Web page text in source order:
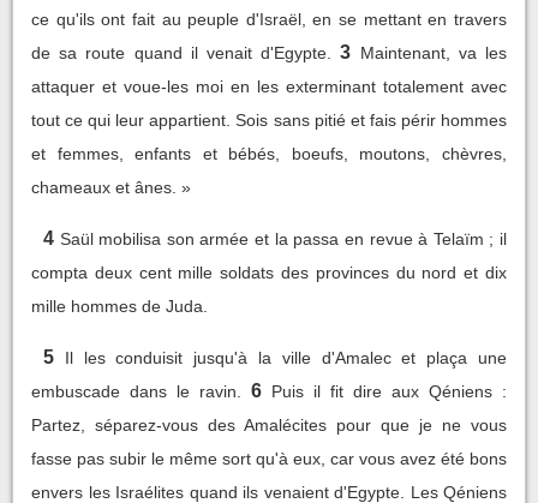
ce qu'ils ont fait au peuple d'Israël, en se mettant en travers
de sa route quand il venait d'Egypte.
3 Maintenant, va les
attaquer et voue-les moi en les exterminant totalement avec
tout ce qui leur appartient. Sois sans pitié et fais périr hommes
et femmes, enfants et bébés, boeufs, moutons, chèvres,
chameaux et ânes. »
4 Saül mobilisa son armée et la passa en revue à Telaïm ; il
compta deux cent mille soldats des provinces du nord et dix
mille hommes de Juda.
5
Il les conduisit jusqu'à la ville d'Amalec et plaça une
embuscade dans le ravin.
6 Puis il fit dire aux Qéniens :
Partez, séparez-vous des Amalécites pour que je ne vous
fasse pas subir le même sort qu'à eux, car vous avez été bons
envers les Israélites quand ils venaient d'Egypte. Les Qéniens